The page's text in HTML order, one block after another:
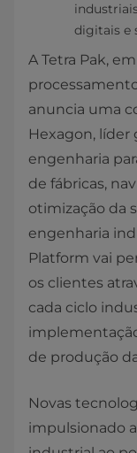
digitais e
A Tetra Pak,
anuncia uma
Hexagon, líder
engenharia
de fábricas,
otimização da
engenharia
Platform vai
os clientes
cada ciclo
de produção
Novas
impulsionado